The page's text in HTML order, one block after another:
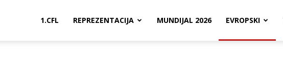
1.CFL REPREZENTACIJA MUNDIJAL 2026 EVROPSKI